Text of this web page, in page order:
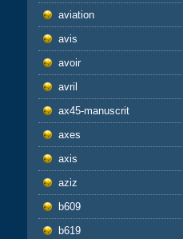
aviation
avis
avoir
avril
ax45-manuscrit
axes
axis
aziz
b609
b619